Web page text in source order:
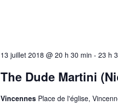
13 juillet 2018 @ 20 h 30 min - 23 h
The Dude Martini
Vincennes Place de l'église,